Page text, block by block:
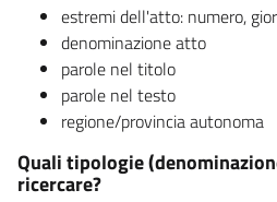
estremi dell'atto: numero,
denominazione atto
parole nel titolo
parole nel testo
regione/provincia autonoma
Quali tipologie
ricercare?